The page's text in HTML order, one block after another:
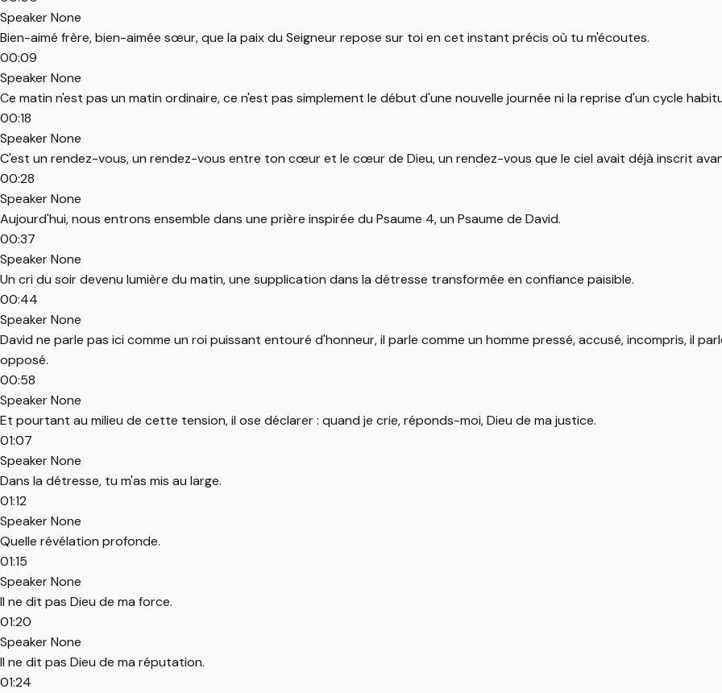
Speaker None
Bien-aimé frère, bien-aimée sœur, que la paix du Seigneur repose sur toi en cet instant précis où tu m'écoutes.
00:09
Speaker None
Ce matin n'est pas un matin ordinaire, ce n'est pas simplement le début d'une nouvelle journée ni la reprise d'un cycle
00:18
Speaker None
C'est un rendez-vous, un rendez-vous entre ton cœur et le cœur de Dieu, un rendez-vous que le ciel avait déjà inscrit
00:28
Speaker None
Aujourd'hui, nous entrons ensemble dans une prière inspirée du Psaume 4, un Psaume de David.
00:37
Speaker None
Un cri du soir devenu lumière du matin, une supplication dans la détresse transformée en confiance paisible.
00:44
Speaker None
David ne parle pas ici comme un roi puissant entouré d'honneur, il parle comme un homme pressé, accusé, incompris, il
opposé.
00:58
Speaker None
Et pourtant au milieu de cette tension, il ose déclarer : quand je crie, réponds-moi, Dieu de ma justice.
01:07
Speaker None
Dans la détresse, tu m'as mis au large.
01:12
Speaker None
Quelle révélation profonde.
01:15
Speaker None
Il ne dit pas Dieu de ma force.
01:20
Speaker None
Il ne dit pas Dieu de ma réputation.
01:24